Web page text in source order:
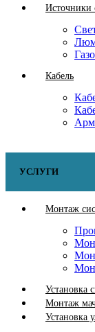
Источники
Кабель
УСЛУГИ
Монтаж
Установка
Монтаж
Установка